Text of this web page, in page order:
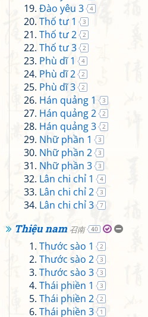
Đào yêu 3 4
Thố tư 1 3
Thố tư 2 2
Thố tư 3 2
Phù dĩ 1 4
Phù dĩ 2 2
Phù dĩ 3 2
Hán quảng 1 3
Hán quảng 2 2
Hán quảng 3 2
Nhữ phần 1 3
Nhữ phần 2 3
Nhữ phần 3 3
Lân chi chỉ 1 4
Lân chi chỉ 2 3
Lân chi chỉ 3 7
Thiệu nam 召南 40
Thước sào 1 2
Thước sào 2 3
Thước sào 3 3
Thái phiền 1 3
Thái phiền 2 2
Thái phiền 3 1